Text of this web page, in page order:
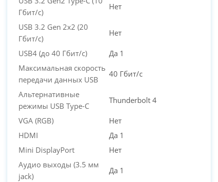
Гбит/с)
Нет
USB 3.2 Gen 2x2 (20
Гбит/с)
Нет
USB4 (до 40 Гбит/с)
Да 1
Максимальная скорость
передачи данных USB
40 Гбит/с
Альтернативные
режимы USB Type-C
Thunderbolt 4
VGA (RGB)
Нет
HDMI
Да 1
Mini DisplayPort
Нет
Аудио выходы (3.5 мм
jack)
Да 1